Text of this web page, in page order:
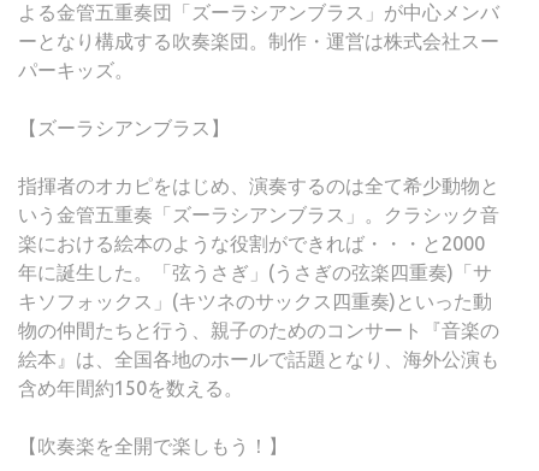
よる金管五重奏団「ズーラシアンブラス」が中心メンバ
ーとなり構成する吹奏楽団。制作・運営は株式会社スー
パーキッズ。
【ズーラシアンブラス】
指揮者のオカピをはじめ、演奏するのは全て希少動物と
いう金管五重奏「ズーラシアンブラス」。クラシック音
楽における絵本のような役割ができれば・・・と2000
年に誕生した。「弦うさぎ」(うさぎの弦楽四重奏)「サ
キソフォックス」(キツネのサックス四重奏)といった動
物の仲間たちと行う、親子のためのコンサート『音楽の
絵本』は、全国各地のホールで話題となり、海外公演も
含め年間約150を数える。
【吹奏楽を全開で楽しもう！】